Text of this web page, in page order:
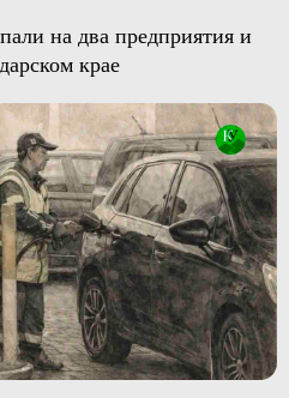
на два предприятия и
крае